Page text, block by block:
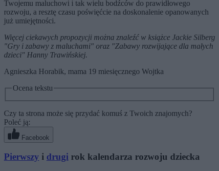
Twojemu maluchowi i tak wielu bodźców do prawidłowego
rozwoju, a resztę czasu poświęćcie na doskonalenie opanowanych
już umiejętności.
Więcej ciekawych propozycji można znaleźć w książce Jackie Silberg
"Gry i zabawy z maluchami" oraz "Zabawy rozwijające dla małych
dzieci" Hanny Trawińskiej.
Agnieszka Horabik, mama 19 miesięcznego Wojtka
Ocena tekstu
Czy ta strona może się przydać komuś z Twoich znajomych?
Poleć ją:
Facebook
Pierwszy i drugi rok kalendarza rozwoju dziecka